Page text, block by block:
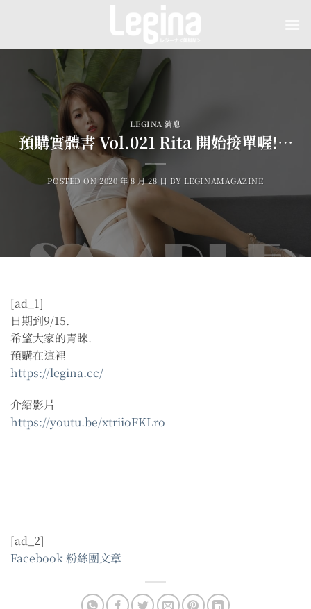
LEGINA 消息
預購實體書 Vol.021 Rita 開始接單喔!…
POSTED ON2020 年 8 月 28 日 BY LEGINAMAGAZINE
[ad_1]
日期到9/15.
希望大家的青睞.
預購在這裡
https://legina.cc/
介紹影片
https://youtu.be/xtriioFKLro
[ad_2]
Facebook 粉絲團文章